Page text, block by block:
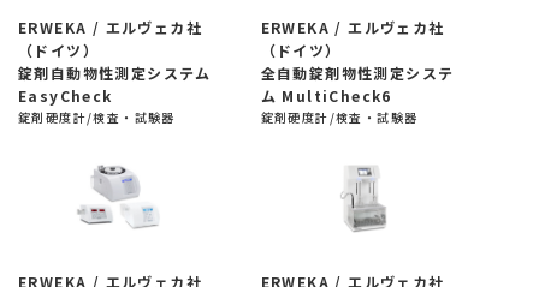
ERWEKA / エルヴェカ社
（ドイツ）
錠剤自動物性測定システム
EasyCheck
錠剤硬度計/検査・試験器
ERWEKA / エルヴェカ社
（ドイツ）
全自動錠剤物性測定システ
ム MultiCheck6
錠剤硬度計/検査・試験器
ERWEKA / エルヴェカ社
ERWEKA / エルヴェカ社